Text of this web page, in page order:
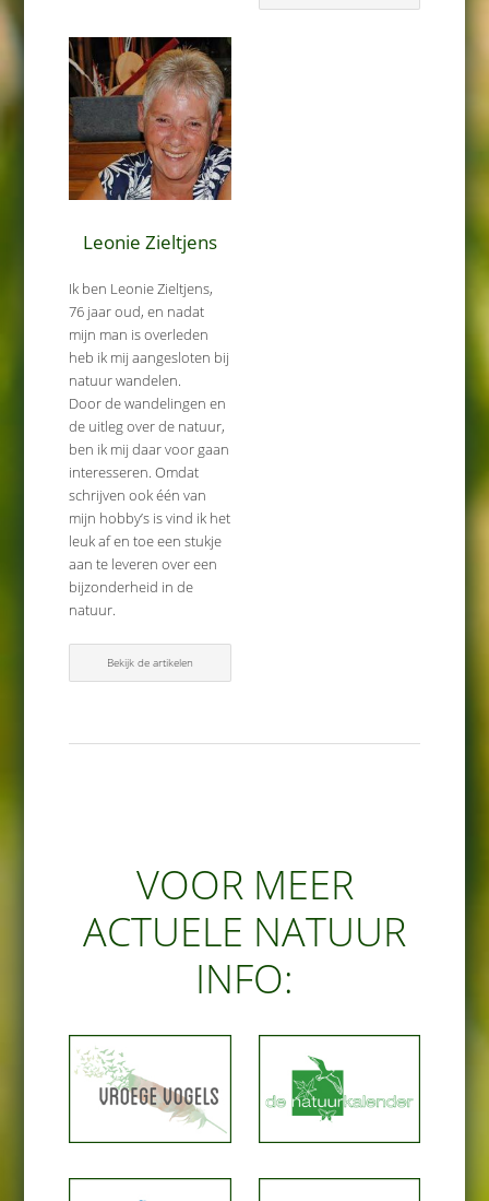
Leonie Zieltjens
Ik ben Leonie Zieltjens,
76 jaar oud, en nadat
mijn man is overleden
heb ik mij aangesloten bij
natuur wandelen.
Door de wandelingen en
de uitleg over de natuur,
ben ik mij daar voor gaan
interesseren. Omdat
schrijven ook één van
mijn hobby’s is vind ik het
leuk af en toe een stukje
aan te leveren over een
bijzonderheid in de
natuur.
Bekijk de artikelen
VOOR MEER
ACTUELE NATUUR
INFO: